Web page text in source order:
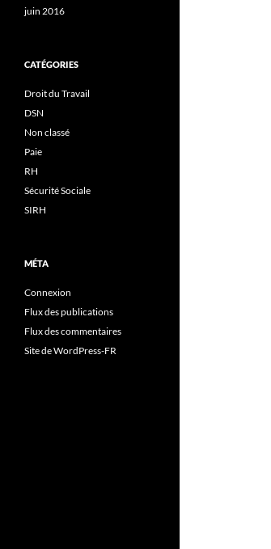
juin 2016
CATÉGORIES
Droit du Travail
DSN
Non classé
Paie
RH
Sécurité Sociale
SIRH
MÉTA
Connexion
Flux des publications
Flux des commentaires
Site de WordPress-FR